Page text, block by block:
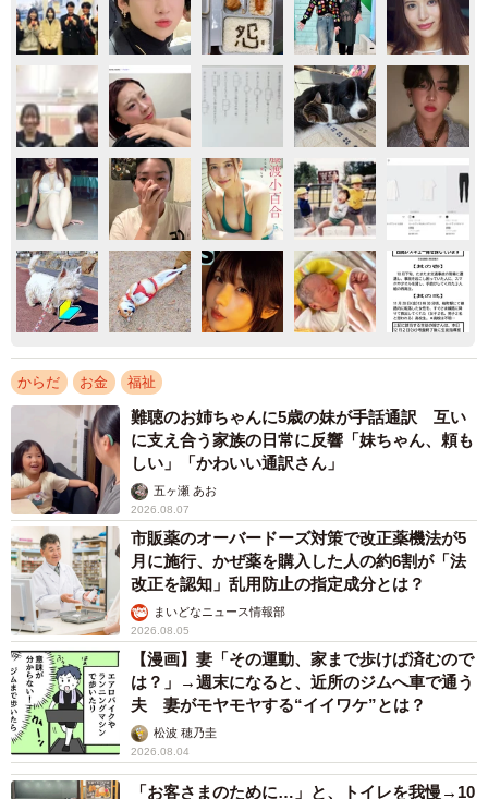
からだ お金 福祉
難聴のお姉ちゃんに5歳の妹が手話通訳 互い
に支え合う家族の日常に反響「妹ちゃん、頼も
しい」「かわいい通訳さん」
五ヶ瀬 あお
2026.08.07
市販薬のオーバードーズ対策で改正薬機法が5
月に施行、かぜ薬を購入した人の約6割が「法
改正を認知」乱用防止の指定成分とは？
まいどなニュース情報部
2026.08.05
【漫画】妻「その運動、家まで歩けば済むので
は？」→週末になると、近所のジムへ車で通う
夫 妻がモヤモヤする“イイワケ”とは？
松波 穂乃圭
2026.08.04
「お客さまのために…」と、トイレを我慢→10